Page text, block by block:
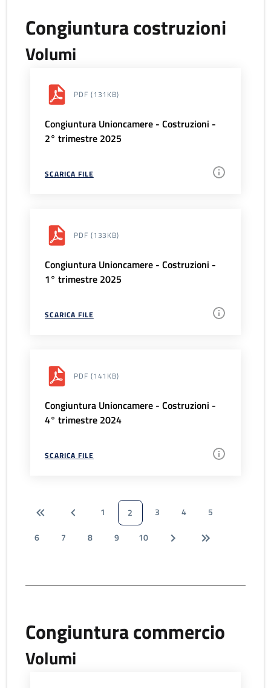
Congiuntura costruzioni
Volumi
PDF (131KB)
Congiuntura Unioncamere - Costruzioni -
2° trimestre 2025
SCARICA FILE
PDF (133KB)
Congiuntura Unioncamere - Costruzioni -
1° trimestre 2025
SCARICA FILE
PDF (141KB)
Congiuntura Unioncamere - Costruzioni -
4° trimestre 2024
SCARICA FILE
1 2 3 4
5
6
7 8 9 10
Congiuntura commercio
Volumi